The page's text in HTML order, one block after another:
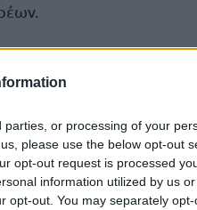
or processing of your
please use the below opt-out
opt-out request is processed
information utilized by us
opt-out. You may separately
150 ωρών, το οποίο θα
που θα αποκτηθούν στο
και
από1η